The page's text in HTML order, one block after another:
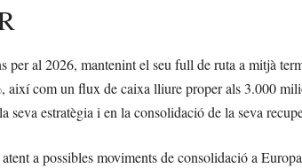
per al 2026, mantenint el seu full de ruta a mitjà
així com un flux de caixa lliure proper als 3.000
estratègia i en la consolidació de la seva
a possibles moviments de consolidació a